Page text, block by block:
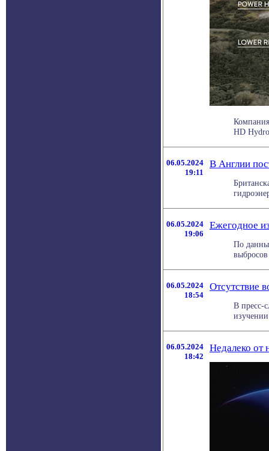
HD
06.05.2024
19:11
В Англии
06.05.2024
19:06
Ежегодное
По
06.05.2024
18:54
Отсутствие
В пресс-
06.05.2024
18:42
Недалеко от